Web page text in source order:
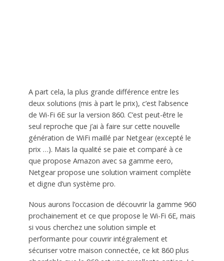
A part cela, la plus grande différence entre les
deux solutions (mis à part le prix), c’est l’absence
de Wi-Fi 6E sur la version 860. C’est peut-être le
seul reproche que j’ai à faire sur cette nouvelle
génération de WiFi maillé par Netgear (excepté le
prix …). Mais la qualité se paie et comparé à ce
que propose Amazon avec sa gamme eero,
Netgear propose une solution vraiment complète
et digne d’un système pro.
Nous aurons l’occasion de découvrir la gamme 960
prochainement et ce que propose le Wi-Fi 6E, mais
si vous cherchez une solution simple et
performante pour couvrir intégralement et
sécuriser votre maison connectée, ce kit 860 plus